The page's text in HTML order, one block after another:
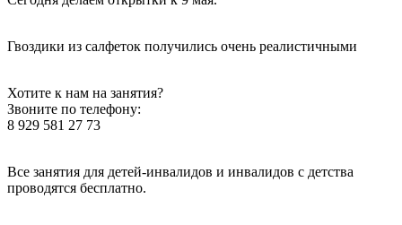
Гвоздики из салфеток получились очень реалистичными
Хотите к нам на занятия?
Звоните по телефону:
8 929 581 27 73
Все занятия для детей-инвалидов и инвалидов с детства
проводятся бесплатно.